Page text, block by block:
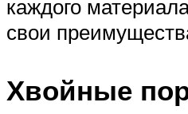
каждого
свои
Хвойные